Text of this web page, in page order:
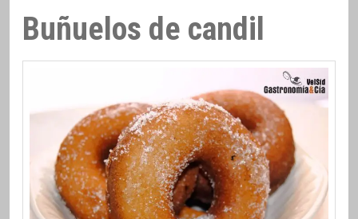
Buñuelos de candil